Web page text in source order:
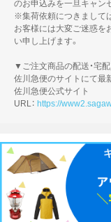
のお申込みを一旦キャン
※集荷依頼につきまして
お客様には大変ご迷惑を
い申し上げます。
▼ご注文商品の配送・宅
佐川急便のサイトにて最
佐川急便公式サイト
URL： https://